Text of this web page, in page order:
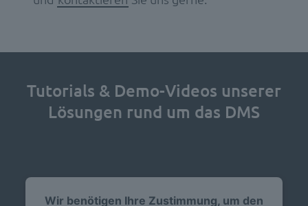
Tutorials & Demo-Videos unserer
Lösungen rund um das DMS
Wir benötigen Ihre Zustimmung, um den